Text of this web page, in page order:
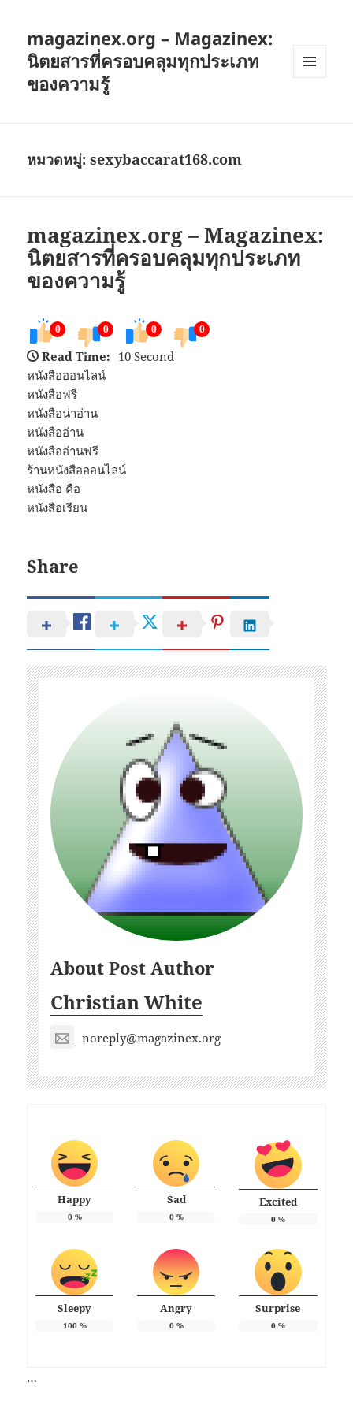
magazinex.org – Magazinex:
นิตยสารที่ครอบคลุมทุกประเภท
ของความรู้
หมวดหมู่:sexybaccarat168.com
magazinex.org – Magazinex:
นิตยสารที่ครอบคลุมทุกประเภท
ของความรู้
0 0 0 0
Read Time: 10 Second
หนังสือออนไลน์
หนังสือฟรี
หนังสือน่าอ่าน
หนังสืออ่าน
หนังสืออ่านฟรี
ร้านหนังสือออนไลน์
หนังสือ คือ
หนังสือเรียน
Share
About Post Author
Christian White
noreply@magazinex.org
Happy
0%
Sad
0%
Excited
0%
Sleepy
100%
Angry
0%
Surprise
0%
…